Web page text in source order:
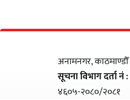
अनामनगर, काठमाण्डौँ
सूचना विभाग दर्ता नं :
४६०५-२०८०/२०८१